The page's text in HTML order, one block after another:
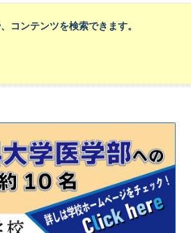
コンテンツを検索できます。